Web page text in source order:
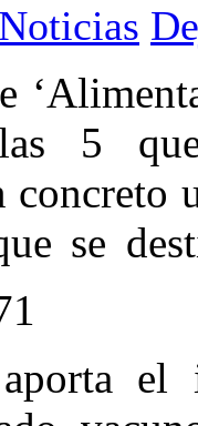
Noticias
5
concreto
se
el